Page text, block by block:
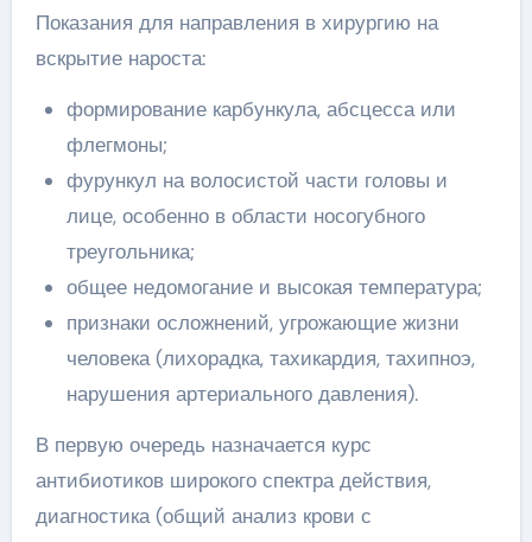
Показания для направления в хирургию на
вскрытие нароста:
формирование карбункула, абсцесса или
флегмоны;
фурункул на волосистой части головы и
лице, особенно в области носогубного
треугольника;
общее недомогание и высокая температура;
признаки осложнений, угрожающие жизни
человека (лихорадка, тахикардия, тахипноэ,
нарушения артериального давления).
В первую очередь назначается курс
антибиотиков широкого спектра действия,
диагностика (общий анализ крови с